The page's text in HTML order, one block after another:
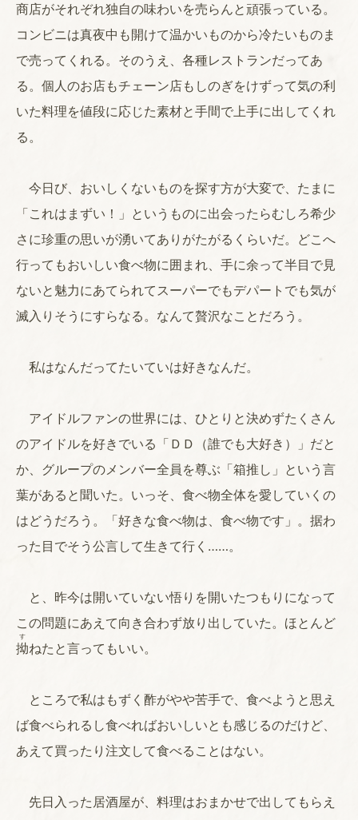
商店がそれぞれ独自の味わいを売らんと頑張っている。
コンビニは真夜中も開けて温かいものから冷たいものま
で売ってくれる。そのうえ、各種レストランだってあ
る。個人のお店もチェーン店もしのぎをけずって気の利
いた料理を値段に応じた素材と手間で上手に出してくれ
る。
今日び、おいしくないものを探す方が大変で、たまに
「これはまずい！」というものに出会ったらむしろ希少
さに珍重の思いが湧いてありがたがるくらいだ。どこへ
行ってもおいしい食べ物に囲まれ、手に余って半目で見
ないと魅力にあてられてスーパーでもデパートでも気が
滅入りそうにすらなる。なんて贅沢なことだろう。
私はなんだってたいていは好きなんだ。
アイドルファンの世界には、ひとりと決めずたくさん
のアイドルを好きでいる「ＤＤ（誰でも大好き）」だと
か、グループのメンバー全員を尊ぶ「箱推し」という言
葉があると聞いた。いっそ、食べ物全体を愛していくの
はどうだろう。「好きな食べ物は、食べ物です」。据わ
った目でそう公言して生きて行く……。
と、昨今は開いていない悟りを開いたつもりになって
この問題にあえて向き合わず放り出していた。ほとんど
拗
す
ねたと言ってもいい。
ところで私はもずく酢がやや苦手で、食べようと思え
ば食べられるし食べればおいしいとも感じるのだけど、
あえて買ったり注文して食べることはない。
先日入った居酒屋が、料理はおまかせで出してもらえ